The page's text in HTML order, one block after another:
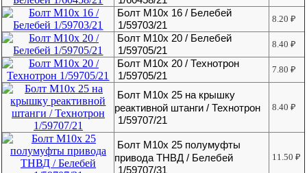
Болт М10х 16 / Белебей
1/59703/21
8.20₽
Болт М10х 20 / Белебей
1/59705/21
8.40₽
Болт М10х 20 / Технотрон
1/59705/21
7.80₽
Болт М10х 25 на крышку
реактивной штанги / Технотрон
1/59707/21
8.40₽
Болт М10х 25 полумуфты
привода ТНВД / Белебей
1/59707/31
11.50₽